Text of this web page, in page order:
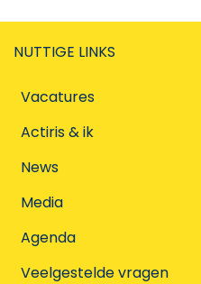
NUTTIGE LINKS
Vacatures
Actiris & ik
News
Media
Agenda
Veelgestelde vragen